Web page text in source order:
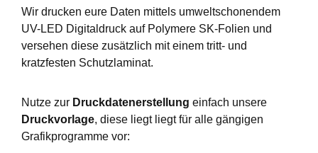
Wir drucken eure Daten mittels umweltschonendem
UV-LED Digitaldruck auf Polymere SK-Folien und
versehen diese zusätzlich mit einem tritt- und
kratzfesten Schutzlaminat.
Nutze zur Druckdatenerstellung einfach unsere
Druckvorlage, diese liegt liegt für alle gängigen
Grafikprogramme vor: